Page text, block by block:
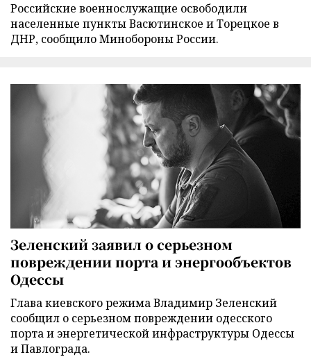
Российские военнослужащие освободили
населенные пункты Васютинское и Торецкое в
ДНР, сообщило Минобороны России.
Зеленский заявил о серьезном
повреждении порта и энергообъектов
Одессы
Глава киевского режима Владимир Зеленский
сообщил о серьезном повреждении одесского
порта и энергетической инфраструктуры Одессы
и Павлограда.